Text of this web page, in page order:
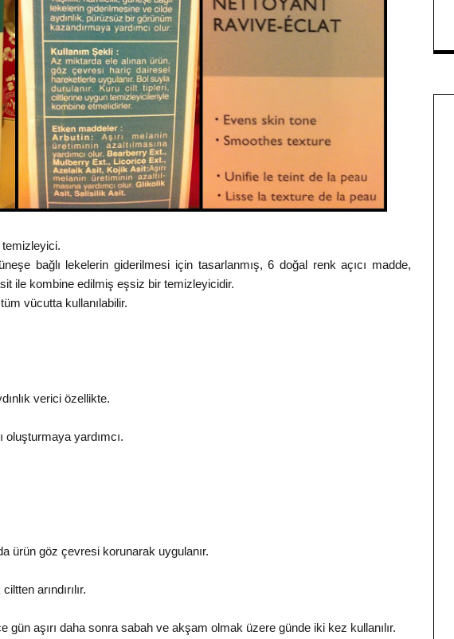
bağlı lekelerin giderilmesi için tasarlanmış, 6 doğal renk açıcı madde,
ile kombine edilmiş eşsiz bir temizleyicidir.
vücutta kullanılabilir.
verici özellikte.
oluşturmaya yardımcı.
ürün göz çevresi korunarak uygulanır.
arındırılır.
gün aşırı daha sonra sabah ve akşam olmak üzere günde iki kez kullanılır.